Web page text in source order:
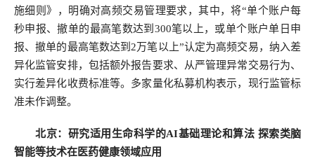
施细则》，明确对高频交易管理要求，其中，将“单个账户每
秒申报、撤单的最高笔数达到300笔以上，或单个账户单日申
报、撤单的最高笔数达到2万笔以上”认定为高频交易，纳入差
异化监管安排，包括额外报告要求、从严管理异常交易行为、
实行差异化收费标准等。多家量化私募机构表示，现行监管标
准未作调整。
北京：研究适用生命科学的AI基础理论和算法 探索类脑
智能等技术在医药健康领域应用